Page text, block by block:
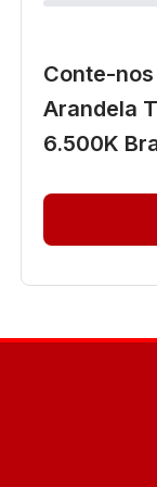
Conte-
Arandela
6.500K